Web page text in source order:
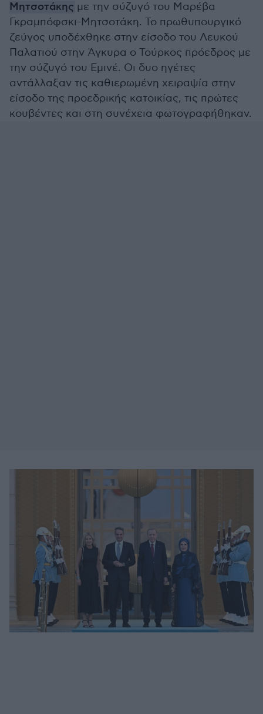
Μητσοτάκης με την σύζυγό του Μαρέβα
Γκραμπόφσκι-Μητσοτάκη. Το πρωθυπουργικό
ζεύγος υποδέχθηκε στην είσοδο του Λευκού
Παλατιού στην Άγκυρα ο Τούρκος πρόεδρος με
την σύζυγό του Εμινέ. Οι δυο ηγέτες
αντάλλαξαν τις καθιερωμένη χειραψία στην
είσοδο της προεδρικής κατοικίας, τις πρώτες
κουβέντες και στη συνέχεια φωτογραφήθηκαν.